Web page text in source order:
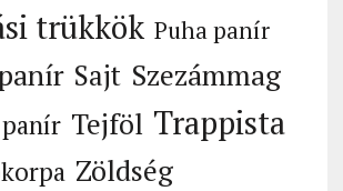
trükkök Puha panír
Sajt Szezámmag
Tejföl Trappista
Zöldség